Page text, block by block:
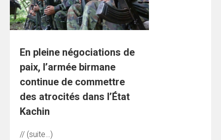
En pleine négociations de
paix, l’armée birmane
continue de commettre
des atrocités dans l’État
Kachin
// (suite…)